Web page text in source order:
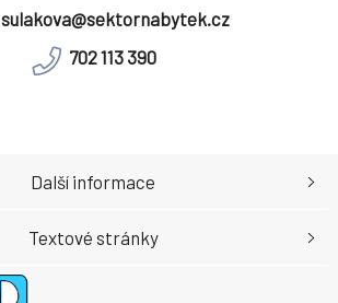
sulakova@sektornabytek.cz
702 113 390
Další informace
Textové stránky